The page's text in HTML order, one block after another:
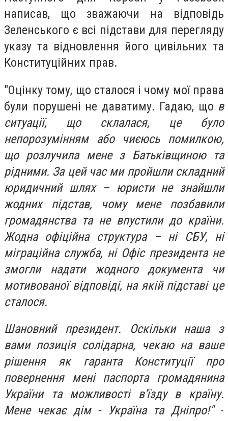
написав, що зважаючи на відповідь
Зеленського є всі підстави для перегляду
указу та відновлення його цивільних та
Конституційних прав.
"Оцінку тому, що сталося і чому мої права
були порушені не даватиму. Гадаю, що в
ситуації, що склалася, це було
непорозумінням або чиєюсь помилкою,
що розлучила мене з Батьківщиною та
рідними. За цей час ми пройшли складний
юридичний шлях – юристи не знайшли
жодних підстав, чому мене позбавили
громадянства та не впустили до країни.
Жодна офіційна структура – ​​ні СБУ, ні
міграційна служба, ні Офіс президента не
змогли надати жодного документа чи
мотивованої відповіді, на якій підставі це
сталося.
Шановний президент. Оскільки наша з
вами позиція солідарна, чекаю на ваше
рішення як гаранта Конституції про
повернення мені паспорта громадянина
України та можливості в'їзду в країну.
Мене чекає дім - Україна та Дніпро!"-